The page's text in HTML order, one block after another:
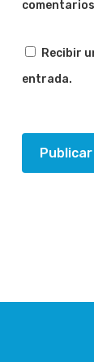
Recibir
entrada.